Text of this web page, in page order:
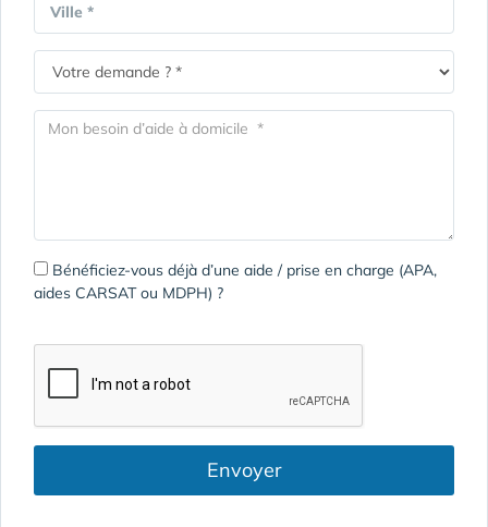
Ville *
Bénéficiez-vous déjà d’une aide / prise en charge (APA,
aides CARSAT ou MDPH) ?
Envoyer